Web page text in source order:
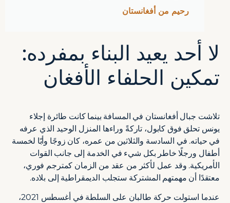
رحيم من أفغانستان
لا أحد يعيد البناء بمفرده:
تمكين الحلفاء الأفغان
تلاشت جبال أفغانستان في المسافة بينما كانت طائرة إجلاء
يونس تحلق فوق كابول، تاركةً وراءها المنزل الوحيد الذي عرفه
في حياته. في السادسة والثلاثين من عمره، كان زوجًا وأبًا لخمسة
أطفال ورجلًا خاطر بكل شيء في الخدمة إلى جانب القوات
الأمريكية. وقد عمل لأكثر من عقد من الزمان كمترجم فوري،
معتقدًا أن مهمتهم المشتركة ستجلب الديمقراطية إلى بلاده.
عندما استولت حركة طالبان على السلطة في أغسطس 2021،